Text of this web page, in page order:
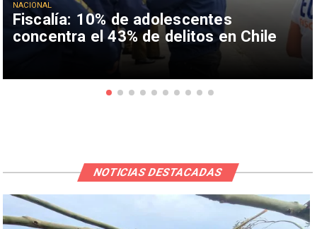
Fiscalía: 10% de adolescentes
concentra el 43% de delitos en Chile
NACIONAL
NOTICIAS DESTACADAS